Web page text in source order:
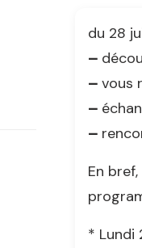
du 28
–
– vous
–
–
En
* Lundi